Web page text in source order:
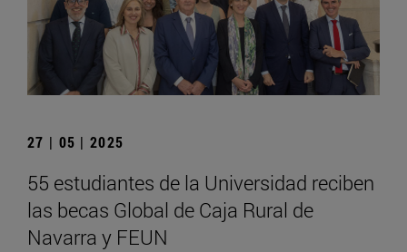
27 | 05 | 2025
55 estudiantes de la Universidad reciben
las becas Global de Caja Rural de
Navarra y FEUN